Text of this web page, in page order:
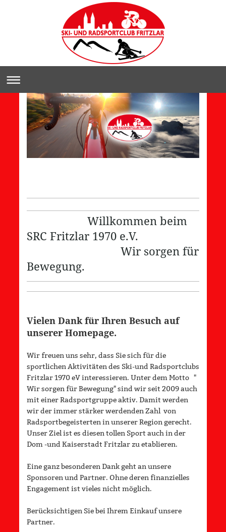
Willkommen beim
SRC Fritzlar 1970 e.V.
Wir sorgen für
Bewegung.
Vielen Dank für Ihren Besuch auf
unserer Homepage.
Wir freuen uns sehr, dass Sie sich für die
sportlichen Aktivitäten des Ski-und Radsportclubs
Fritzlar 1970 eV interessieren. Unter dem Motto "
Wir sorgen für Bewegung" sind wir seit 2009 auch
mit einer Radsportgruppe aktiv. Damit werden
wir der immer stärker werdenden Zahl von
Radsportbegeisterten in unserer Region gerecht.
Unser Ziel ist es diesen tollen Sport auch in der
Dom -und Kaiserstadt Fritzlar zu etablieren.
Eine ganz besonderen Dank geht an unsere
Sponsoren und Partner. Ohne deren finanzielles
Engagement ist vieles nicht möglich.
Berücksichtigen Sie bei Ihrem Einkauf unsere
Partner.